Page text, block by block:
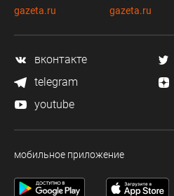
gazeta.ru
gazeta.ru
вконтакте
telegram
youtube
мобильное приложение